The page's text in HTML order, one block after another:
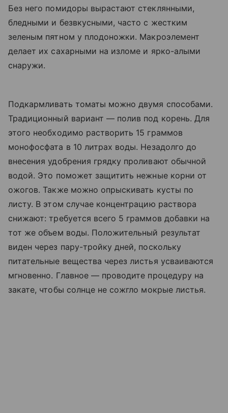
Без него помидоры вырастают стеклянными,
бледными и безвкусными, часто с жестким
зеленым пятном у плодоножки. Макроэлемент
делает их сахарными на изломе и ярко-алыми
снаружи.
Подкармливать томаты можно двумя способами.
Традиционный вариант — полив под корень. Для
этого необходимо растворить 15 граммов
монофосфата в 10 литрах воды. Незадолго до
внесения удобрения грядку проливают обычной
водой. Это поможет защитить нежные корни от
ожогов. Также можно опрыскивать кусты по
листу. В этом случае концентрацию раствора
снижают: требуется всего 5 граммов добавки на
тот же объем воды. Положительный результат
виден через пару-тройку дней, поскольку
питательные вещества через листья усваиваются
мгновенно. Главное — проводите процедуру на
закате, чтобы солнце не сожгло мокрые листья.